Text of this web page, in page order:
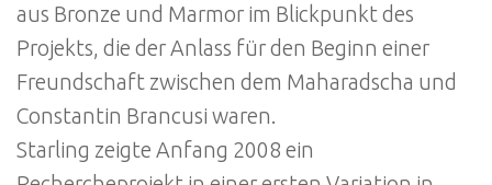
aus Bronze und Marmor im Blickpunkt des
Projekts, die der Anlass für den Beginn einer
Freundschaft zwischen dem Maharadscha und
Constantin Brancusi waren.
Starling zeigte Anfang 2008 ein